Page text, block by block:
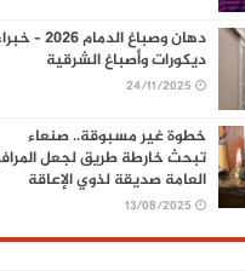
دهان وصباغ الدمام 2026
ديكورات وأصباغ الشرقية
24/11/2025
خطوة غير مسبوقة.. صنعاء
تبحث خارطة طريق لجعل
العامة صديقة لذوي الإعاقة
13/08/2025